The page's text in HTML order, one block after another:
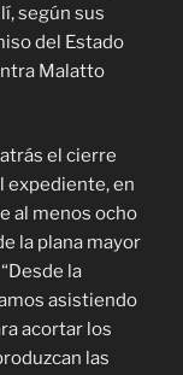
según sus
del Estado
Malatto
el cierre
expediente, en
al menos ocho
la plana mayor
la
asistiendo
acortar los
las